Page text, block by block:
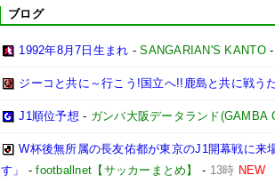
ブログ
1992年8月7日生まれ -SANGARIAN'S KANTO
ジーコと共に～行こう!国立へ!!鹿島と共に戦う
J1順位予想 - ガンバ大阪データランド(GAMBA
W杯後無所属の長友佑都が東京のJ1開幕戦に来
す」
-footballnet【サッカーまとめ】 - 13時 NEW